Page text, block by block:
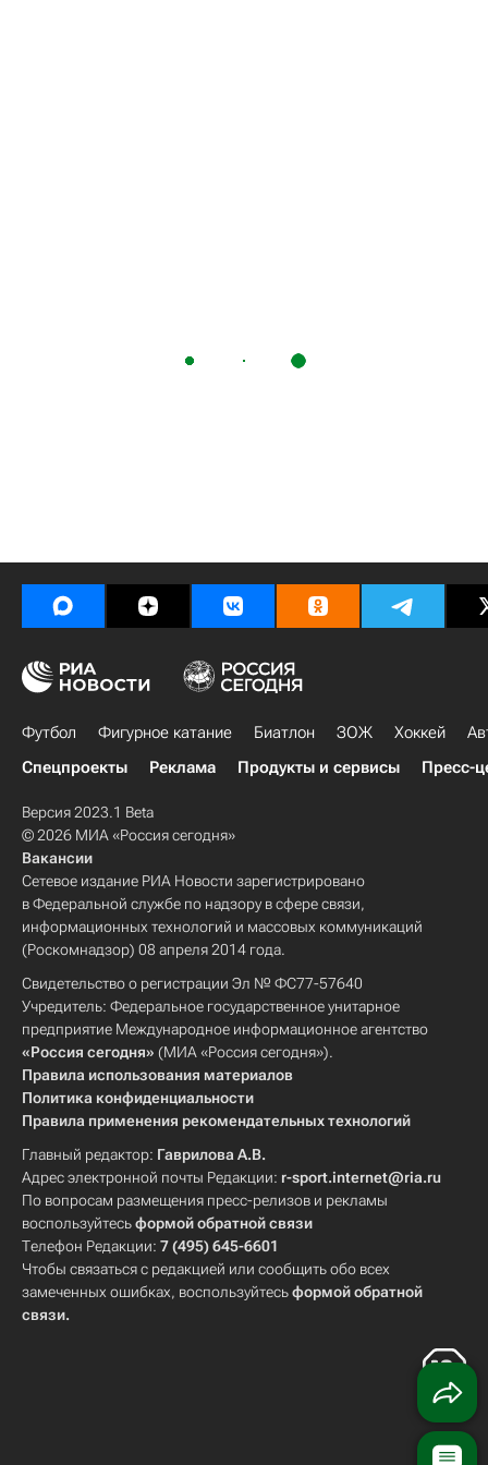
Футбол Фигурное катание Биатлон ЗОЖ Хоккей
Спецпроекты
Реклама Продукты и сервисы Пресс-
Версия 2023.1 Beta
© 2026 МИА «Россия сегодня»
Вакансии
Сетевое издание РИА Новости зарегистрировано
в Федеральной службе по надзору в сфере связи,
информационных технологий и массовых коммуникаций
(Роскомнадзор) 08 апреля 2014 года.
Свидетельство о регистрации Эл № ФС77-57640
Учредитель: Федеральное государственное унитарное
предприятие Международное информационное агентство
«Россия сегодня» (МИА «Россия сегодня»).
Правила использования материалов
Политика конфиденциальности
Правила применения рекомендательных технологий
Главный редактор: Гаврилова А.В.
Адрес электронной почты Редакции: r-sport.internet@ria.ru
По вопросам размещения пресс-релизов и рекламы
воспользуйтесьформой обратной связи
Телефон Редакции: 7 (495) 645-6601
Чтобы связаться с редакцией или сообщить обо всех
замеченных ошибках, воспользуйтесьформой обратной
связи.